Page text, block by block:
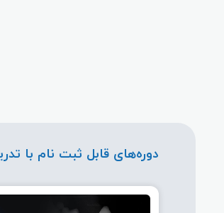
دوره‌های قابل ثبت نام با